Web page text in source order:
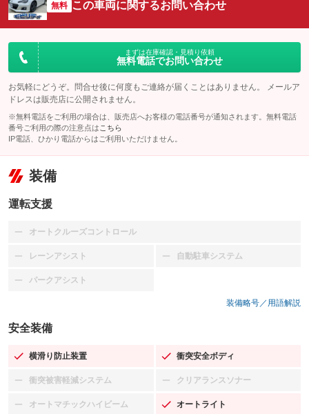
無料 この車両に関するお問い合わせ
まずは在庫確認・見積り依頼
無料電話でお問い合わせ
お気軽にどうぞ。問合せ後に何度もご連絡が届くことはありません。 メールア
ドレスは販売店に公開されません。
※無料電話をご利用の場合は、販売店へお客様の電話番号が通知されます。無料電話
番号ご利用の際の注意点は こちら
IP電話、ひかり電話からはご利用いただけません。
装備
運転支援
オートクルーズコントロール
：装備なし
レーンアシスト
：装備なし 自動駐車システム
：装備なし
パークアシスト
：装備なし
装備略号／用語解説
安全装備
横滑り防止装置
：装備あり 衝突安全ボディ
：装備あり
衝突被害軽減システム
：装備なし クリアランスソナー
：装備なし
オートマチックハイビーム
：装備なし オートライト
：装備あり